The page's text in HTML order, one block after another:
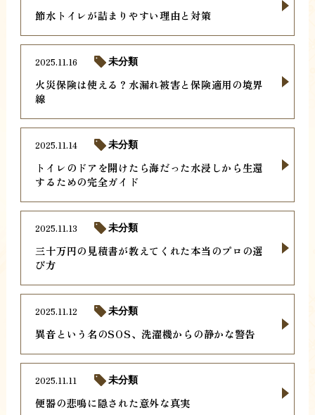
節水トイレが詰まりやすい理由と対策
火災保険は使える？水漏れ被害と保険適用の境界
線
2025.11.16 未分類
トイレのドアを開けたら海だった水浸しから生還
するための完全ガイド
2025.11.14 未分類
三十万円の見積書が教えてくれた本当のプロの選
び方
2025.11.13 未分類
異音という名のSOS、洗濯機からの静かな警告
2025.11.12 未分類
便器の悲鳴に隠された意外な真実
2025.11.11 未分類